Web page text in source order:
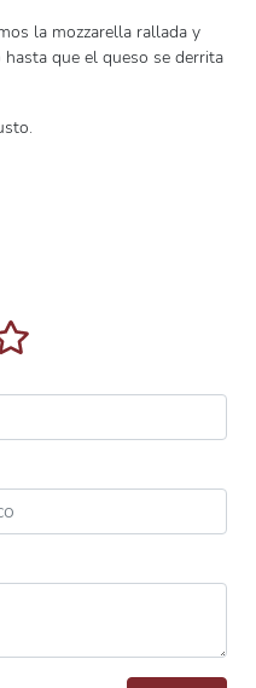
la mozzarella rallada y
que el queso se derrita